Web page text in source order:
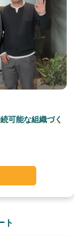
可能な組織づく
ト